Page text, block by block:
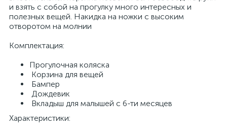
и взять с собой на прогулку много интересных и
полезных вещей. Накидка на ножки с высоким
отворотом на молнии
Комплектация:
Прогулочная коляска
Корзина для вещей
Бампер
Дождевик
Вкладыш для малышей с 6-ти месяцев
Характеристики: